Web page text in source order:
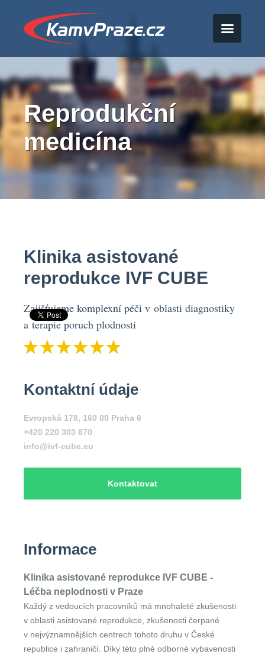
Reprodukční
medicína
Klinika asistované
reprodukce IVF CUBE
Zajišťujeme komplexní péči v oblasti diagnostiky
a terapie poruch plodnosti
Kontaktní údaje
Evropská 178, 160 00 Praha 6
+420 220 303 870
info@ivf-cube.eu
Kontaktovat
Informace
Klinika asistované reprodukce IVF CUBE -
Léčba neplodnosti v Praze
Každý z vedoucích pracovníků má mnohaleté zkušenosti
v oblasti asistované reprodukce, zkušenosti čerpané
v nejvýznamnějších centrech tohoto druhu v České
republice i zahraničí. Díky této plné odborné vybavenosti